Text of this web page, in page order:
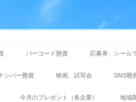
ン
ツ
バーコード懸賞 応募券、シール
ンバー懸賞 映画、試写会 SNS懸
今月のプレゼント（各企業） 地域